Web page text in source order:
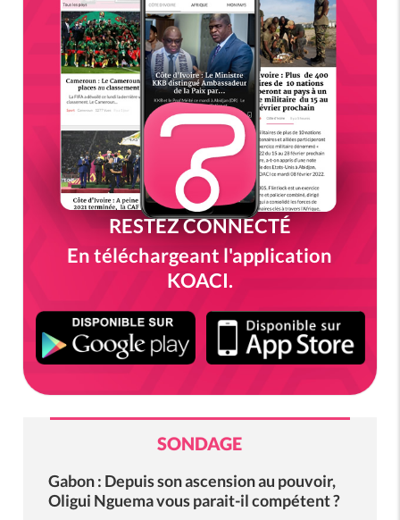
RESTEZ CONNECTÉ
En téléchargeant l'application
KOACI.
SONDAGE
Gabon : Depuis son ascension au pouvoir,
Oligui Nguema vous parait-il compétent ?